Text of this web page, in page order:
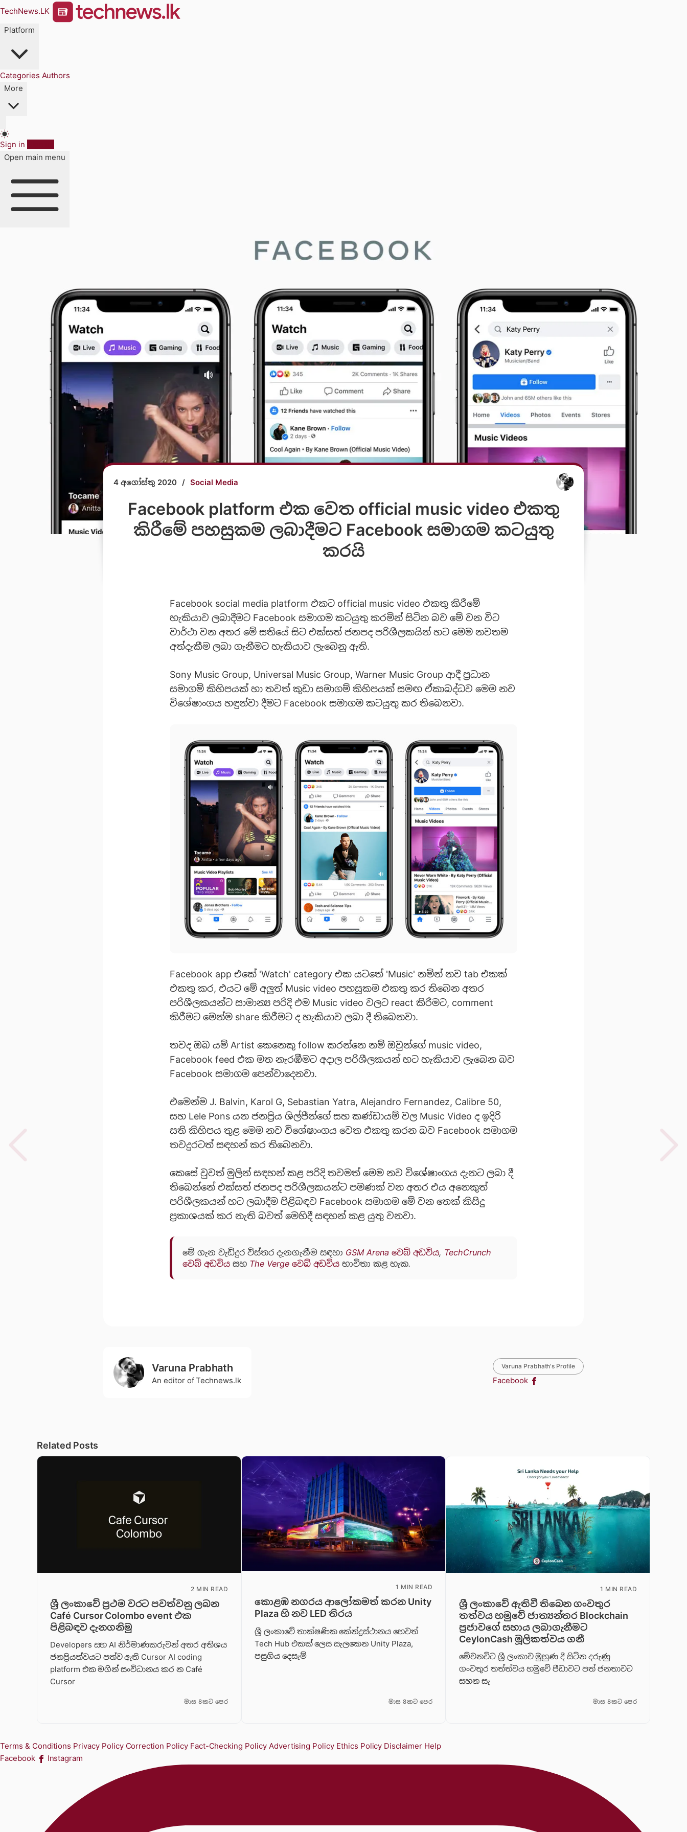
TechNews.LK
Platform
Categories Authors
More
Sign in
Open main menu
4 අගෝස්තු 2020 / Social Media
Facebook platform එක වෙත official music video එකතු
කිරීමේ පහසුකම ලබාදීමට Facebook සමාගම කටයුතු
කරයි
Facebook social media platform එකට official music video එකතු කිරීමේ
හැකියාව ලබාදීමට Facebook සමාගම කටයුතු කරමින් සිටින බව මේ වන විට
වාර්ථා වන අතර මේ සතියේ සිට එක්සත් ජනපද පරිශීලකයින් හට මෙම නවතම
අත්දැකීම ලබා ගැනීමට හැකියාව ලැබෙනු ඇති.
Sony Music Group, Universal Music Group, Warner Music Group ආදී ප්‍රධාන
සමාගම් කිහිපයක් හා තවත් කුඩා සමාගම් කිහිපයක් සමඟ ඒකාබද්ධව මෙම නව
විශේෂාංගය හඳුන්වා දීමට Facebook සමාගම කටයුතු කර තිබෙනවා.
Facebook app එකේ 'Watch' category එක යටතේ 'Music' නමින් නව tab එකක්
එකතු කර, එයට මේ අලුත් Music video පහසුකම එකතු කර තිබෙන අතර
පරිශීලකයන්ට සාමාන්‍ය පරිදි එම Music video වලට react කිරීමට, comment
කිරීමට මෙන්ම share කිරීමට ද හැකියාව ලබා දී තිබෙනවා.
තවද ඔබ යම් Artist කෙනෙකු follow කරන්නෙ නම් ඔවුන්ගේ music video,
Facebook feed එක මත නැරඹීමට අදාල පරිශීලකයන් හට හැකියාව ලැබෙන බව
Facebook සමාගම පෙන්වාදෙනවා.
එමෙන්ම J. Balvin, Karol G, Sebastian Yatra, Alejandro Fernandez, Calibre 50,
සහ Lele Pons යන ජනප්‍රිය ශිල්පීන්ගේ සහ කණ්ඩායම් වල Music Video ද ඉදිරි
සති කිහිපය තුළ මෙම නව විශේෂාංගය වෙත එකතු කරන බව Facebook සමාගම
තවදුරටත් සඳහන් කර තිබෙනවා.
කෙසේ වුවත් මුලින් සඳහන් කළ පරිදි තවමත් මෙම නව විශේෂාංගය දැනට ලබා දී
තිබෙන්නේ එක්සත් ජනපද පරිශීලකයන්ට පමණක් වන අතර එය අනෙකුත්
පරිශීලකයන් හට ලබාදීම පිළිබඳව Facebook සමාගම මේ වන තෙක් කිසිදු
ප්‍රකාශයක් කර නැති බවත් මෙහිදී සඳහන් කළ යුතු වනවා.
මේ ගැන වැඩිදුර විස්තර දැනගැනීම සඳහා GSM Arena වෙබ් අඩවිය, TechCrunch
වෙබ් අඩවිය සහ The Verge වෙබ් අඩවිය භාවිතා කළ හැක.
Varuna Prabhath
An editor of Technews.lk
Varuna Prabhath's Profile
Facebook
Related Posts
2 MIN READ
ශ්‍රී ලංකාවේ ප්‍රථම වරට පවත්වනු ලබන
Café Cursor Colombo event එක
පිළිබඳව දැනගනිමු
Developers සහ AI නිර්මාණකරුවන් අතර අතිශය
ජනප්‍රියත්වයට පත්ව ඇති Cursor AI coding
platform එක මගින් සංවිධානය කර න Café
Cursor
මාස 8කට පෙර
1 MIN READ
කොළඹ නගරය ආලෝකමත් කරන Unity
Plaza හි නව LED තිරය
ශ්‍රී ලංකාවේ තාක්ෂණික කේන්ද්‍රස්ථානය හෙවත්
Tech Hub එකක් ලෙස සැලකෙන Unity Plaza,
පසුගිය දෙසැම්
මාස 8කට පෙර
1 MIN READ
ශ්‍රී ලංකාවේ ඇතිවී තිබෙන ගංවතුර
තත්වය හමුවේ ජාත්‍යන්තර Blockchain
ප්‍රජාවගේ සහාය ලබාගැනීමට
CeylonCash මූලිකත්වය ග​නී
මේවනවිට ශ්‍රී ලංකාව මුහුණ දී සිටින දරුණු
ගංවතුර තත්ත්වය හමුවේ පීඩාවට පත් ජනතාවට
සහන සැ
මාස 8කට පෙර
Terms & Conditions Privacy Policy Correction Policy Fact-Checking Policy Advertising Policy Ethics Policy Disclaimer Help
Facebook
Instagram